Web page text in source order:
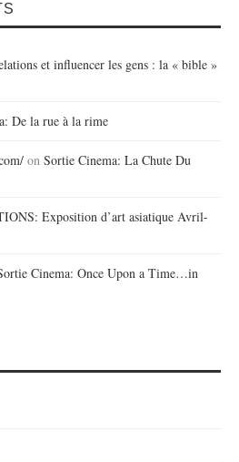
et influencer les gens : la « bible »
De la rue à la rime
on Sortie Cinema: La Chute Du
Exposition d’art asiatique Avril-
Cinema: Once Upon a Time…in